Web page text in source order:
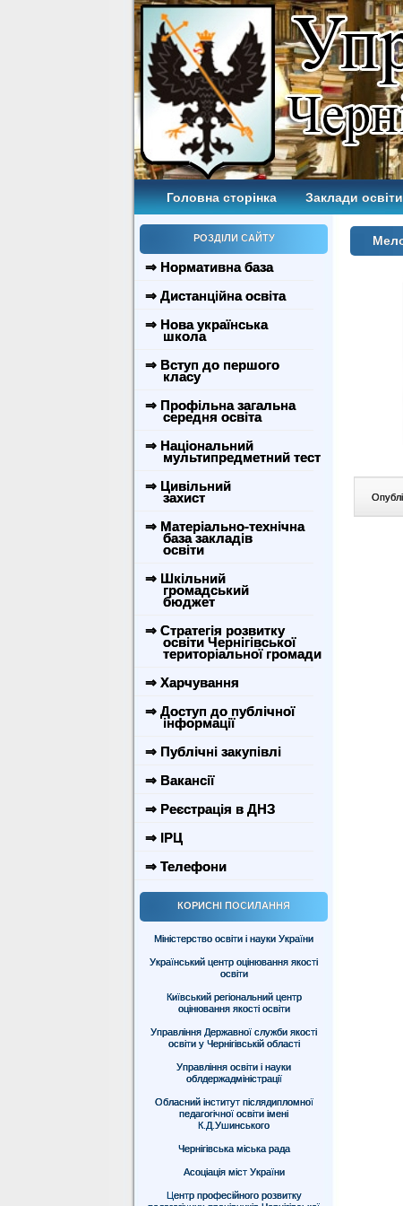
Головна сторінка Заклади
РОЗДІЛИ САЙТУ
⇒ Нормативна база
⇒ Дистанційна освіта
⇒ Нова українська
школа
⇒ Вступ до першого
класу
⇒ Профільна загальна
середня освіта
⇒ Національний
мультипредметний тест
⇒ Цивільний
захист
⇒ Матеріально-технічна
база закладів
освіти
⇒ Шкільний
громадський
бюджет
⇒ Стратегія розвитку
освіти Чернігівської
територіальної громади
⇒ Харчування
⇒ Доступ до публічної
інформації
⇒ Публічні закупівлі
⇒ Вакансії
⇒ Реєстрація в ДНЗ
⇒ ІРЦ
⇒ Телефони
КОРИСНІ ПОСИЛАННЯ
Міністерство освіти і науки України
Український центр оцінювання якості
освіти
Київський регіональний центр
оцінювання якості освіти
Управління Державної служби якості
освіти у Чернігівській області
Управління освіти і науки
облдержадміністрації
Обласний інститут післядипломної
педагогічної освіти імені
К.Д.Ушинського
Чернігівська міська рада
Асоціація міст України
Центр професійного розвитку